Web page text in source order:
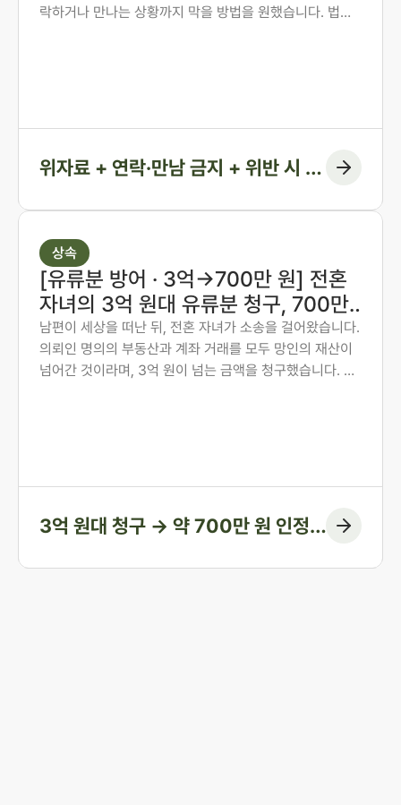
락하거나 만나는 상황까지 막을 방법을 원했습니다. 법무
위자료 + 연락·만남 금지 + 위반 시 지
상속
[유류분 방어 · 3억→700만 원] 전혼
자녀의 3억 원대 유류분 청구, 700만
원 인정에 그치게 한 사례
남편이 세상을 떠난 뒤, 전혼 자녀가 소송을 걸어왔습니다.
의뢰인 명의의 부동산과 계좌 거래를 모두 망인의 재산이
넘어간 것이라며, 3억 원이 넘는 금액을 청구했습니다. 의
3억 원대 청구 → 약 700만 원 인정